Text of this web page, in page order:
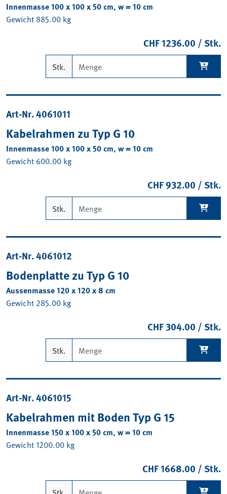
Innenmasse 100 x 100 x 50 cm, w = 10 cm
Gewicht 885.00 kg
CHF 1236.00 / Stk.
Stk.
Art-Nr. 4061011
Kabelrahmen zu Typ G 10
Innenmasse 100 x 100 x 50 cm, w = 10 cm
Gewicht 600.00 kg
CHF 932.00 / Stk.
Stk.
Art-Nr. 4061012
Bodenplatte zu Typ G 10
Aussenmasse 120 x 120 x 8 cm
Gewicht 285.00 kg
CHF 304.00 / Stk.
Stk.
Art-Nr. 4061015
Kabelrahmen mit Boden Typ G 15
Innenmasse 150 x 100 x 50 cm, w = 10 cm
Gewicht 1200.00 kg
CHF 1668.00 / Stk.